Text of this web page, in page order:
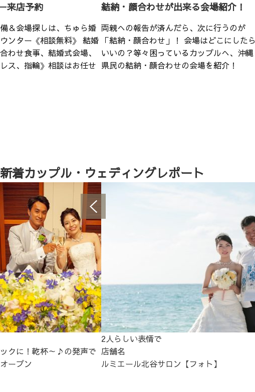
来店予約
＆会場探しは、ちゅら婚
ンター《相談無料》 結婚
わせ食事、結婚式会場、
ス、指輪》相談はお任せ
結納・顔合わせが出来る会場紹介！
両親への報告が済んだら、次に行うのが
「結納・顔合わせ」！ 会場はどこにしたら
いいの？等々困っているカップルへ、沖縄
県民の結納・顔合わせの会場を紹介！
新着カップル・ウェディングレポート
クに！乾杯～♪の発声で
ープン
2人らしい表情で
店舗名
ルミエール北谷サロン【フォト】